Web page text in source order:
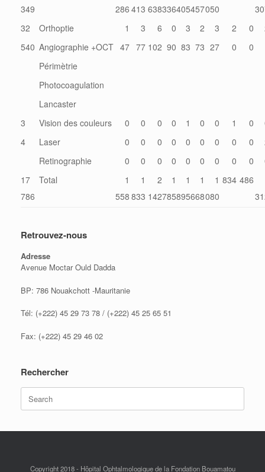
349
286 413 638336405457050
32
Orthoptie 1 3 6 0 3 2 3 2 0
540 Angiographie +OCT 47 77 102 90 83 73 27 0 0
Périmètrie
Photocoagulation
Lancaster
3
Vision des couleurs 0 0 0 0 1 0 0 1 0
4
Laser 0 0 0 0 0 0 0 0 0
Retinographie
0 0 0 0 0 0 0 0 0
17
786
Total
1
558
1
833
2
142
1
785
1
895
1
668
1
080
834 486
Retrouvez-nous
Adresse
Avenue Moctar Ould Dadda
BP: 786 Nouakchott -Mauritanie
Tél: (+222) 45 29 73 78 / (+222) 45 25 65 51
Fax: (+222) 45 29 46 02
Rechercher
Search
for:
Copyright 2018 - Hôpital Ophtalmologique de la Fondation Bouamatou